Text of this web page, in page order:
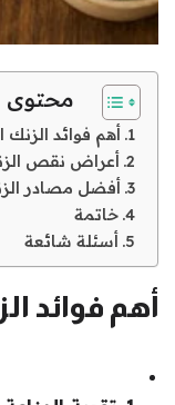
محتوى
أهم فوائد
أعراض نقص
أفضل مصادر
خاتمة
أسئلة شائعة
أهم فوائد